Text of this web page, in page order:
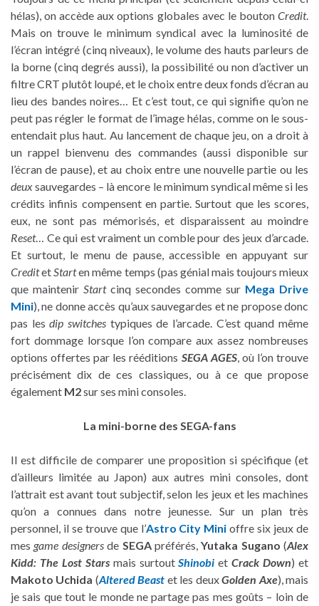
hélas), on accède aux options globales avec le bouton Credit.
Mais on trouve le minimum syndical avec la luminosité de
l’écran intégré (cinq niveaux), le volume des hauts parleurs de
la borne (cinq degrés aussi), la possibilité ou non d’activer un
filtre CRT plutôt loupé, et le choix entre deux fonds d’écran au
lieu des bandes noires… Et c’est tout, ce qui signifie qu’on ne
peut pas régler le format de l’image hélas, comme on le sous-
entendait plus haut. Au lancement de chaque jeu, on a droit à
un rappel bienvenu des commandes (aussi disponible sur
l’écran de pause), et au choix entre une nouvelle partie ou les
deuxsauvegardes – là encore le minimum syndical même si les
crédits infinis compensent en partie. Surtout que les scores,
eux, ne sont pas mémorisés, et disparaissent au moindre
Reset… Ce qui est vraiment un comble pour des jeux d’arcade.
Et surtout, le menu de pause, accessible en appuyant sur
CreditetStarten même temps (pas génial mais toujours mieux
que maintenir Startcinq secondes comme sur Mega Drive
Mini), ne donne accès qu’aux sauvegardes et ne propose donc
pas lesdip switches typiques de l’arcade. C’est quand même
fort dommage lorsque l’on compare aux assez nombreuses
options offertes par les rééditions SEGA AGES, où l’on trouve
précisément dix de ces classiques, ou à ce que propose
également M2sur ses mini consoles.
La mini-borne des SEGA-fans
Il est difficile de comparer une proposition si spécifique (et
d’ailleurs limitée au Japon) aux autres mini consoles, dont
l’attrait est avant tout subjectif, selon les jeux et les machines
qu’on a connues dans notre jeunesse. Sur un plan très
personnel, il se trouve que l’Astro City Mini offre six jeux de
mes game designersde SEGApréférés,Yutaka Sugano (Alex
Kidd: The Lost Starsmais surtoutShinobi etCrack Down) et
Makoto Uchida (Altered Beast et les deuxGolden Axe), mais
je sais que tout le monde ne partage pas mes goûts – loin de